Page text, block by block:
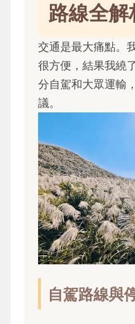
路線全解
交通是最大痛點。
很方便，結果我繞
分自駕和大眾運輸
議。
自駕路線與